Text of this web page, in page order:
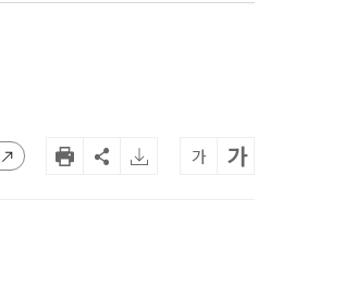
가 가